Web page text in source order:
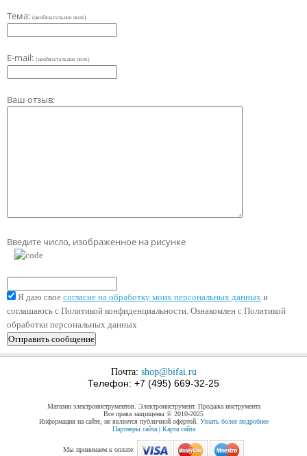
Тема: (необязательное поле)
E-mail: (необязательное поле)
Ваш отзыв:
Введите число, изображенное на рисунке
Я даю свое согласие на обработку моих персональных данных и
соглашаюсь с Политикой конфиденциальности. Ознакомлен с Политикой
обработки персональных данных
Почта: shop@bifai.ru
Телефон: +7 (495) 669-32-25
Магазин электроинструментов. Электроинструмент. Продажа инструмента
Все права защищены © 2010-2025
Информация на сайте, не является публичной офертой. Узнать более подробнее
Партнеры сайта| Карта сайта
Мы принимаем к оплате: